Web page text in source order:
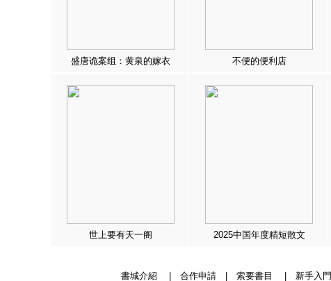
盛唐诡案组：黄泉的嫁衣 不便的便利店
世上要有天一阁 2025中国年度精短散文
書城介紹 合作申請| 索要書目 新手入門